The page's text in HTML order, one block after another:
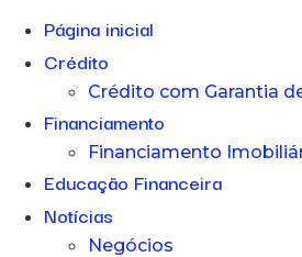
Página inicial
Crédito
Crédito com Garantia
Financiamento
Financiamento
Educação Financeira
Notícias
Negócios